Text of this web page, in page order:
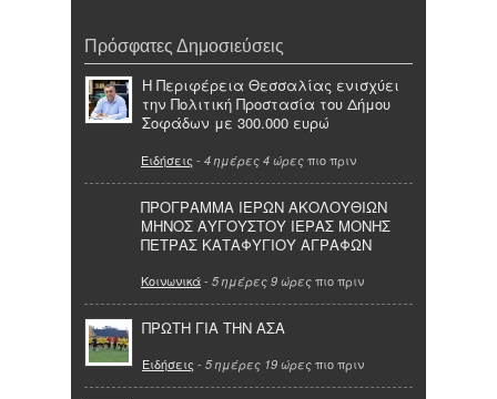
Πρόσφατες Δημοσιεύσεις
Η Περιφέρεια Θεσσαλίας ενισχύει
την Πολιτική Προστασία του Δήμου
Σοφάδων με 300.000 ευρώ
Ειδήσεις - 4 ημέρες 4 ώρες πιο πριν
ΠΡΟΓΡΑΜΜΑ ΙΕΡΩΝ ΑΚΟΛΟΥΘΙΩΝ
ΜΗΝΟΣ ΑΥΓΟΥΣΤΟΥ ΙΕΡΑΣ ΜΟΝΗΣ
ΠΕΤΡΑΣ ΚΑΤΑΦΥΓΙΟΥ ΑΓΡΑΦΩΝ
Κοινωνικά- 5 ημέρες 9 ώρες πιο πριν
ΠΡΩΤΗ ΓΙΑ ΤΗΝ ΑΣΑ
Ειδήσεις - 5 ημέρες 19 ώρες πιο πριν